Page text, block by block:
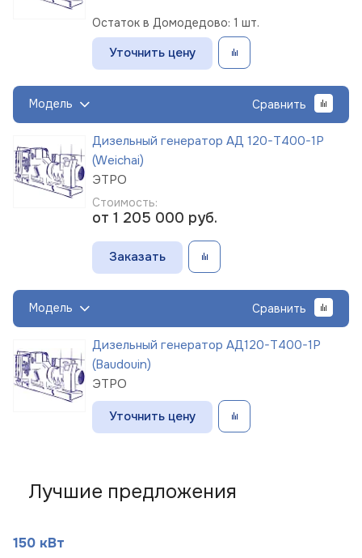
Остаток в Домодедово: 1 шт.
Уточнить цену
Модель Сравнить
Дизельный генератор АД 120-Т400-1Р
(Weichai)
ЭТРО
Стоимость:
от 1 205 000 руб.
Заказать
Модель Сравнить
Дизельный генератор АД120-Т400-1Р
(Baudouin)
ЭТРО
Уточнить цену
Лучшие предложения
150 кВт